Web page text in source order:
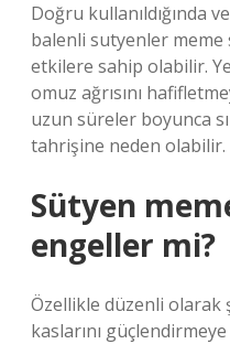
Doğru kullanıldığında
balenli sutyenler meme
etkilere sahip olabilir.
omuz ağrısını
uzun süreler boyunca
tahrişine neden olabilir.
Sütyen
engeller mi?
Özellikle düzenli olarak
kaslarını